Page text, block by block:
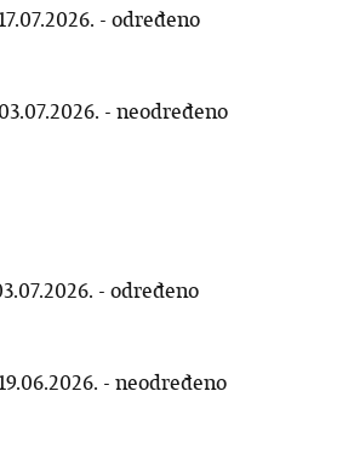
- određeno
- neodređeno
- određeno
- neodređeno